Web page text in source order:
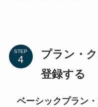
STEP
プラン・
登録する
ベーシックプラン